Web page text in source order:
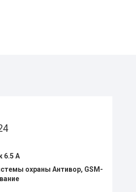
6.5 А
охраны Антивор, GSM-